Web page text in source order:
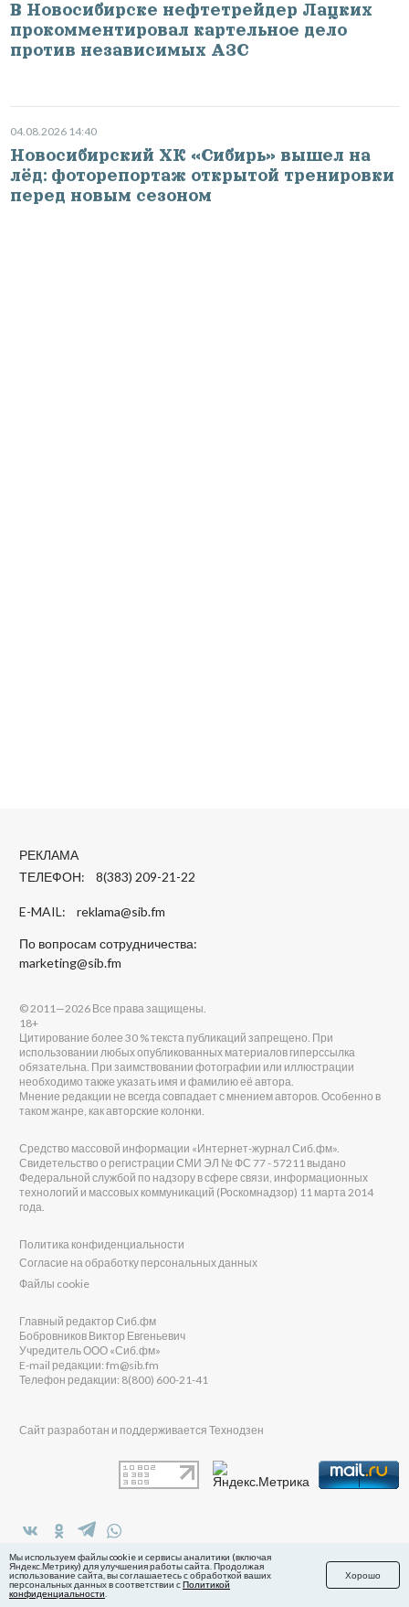
В Новосибирске нефтетрейдер Лацких
прокомментировал картельное дело
против независимых АЗС
04.08.2026 14:40
Новосибирский ХК «Сибирь» вышел на
лёд: фоторепортаж открытой тренировки
перед новым сезоном
РЕКЛАМА
ТЕЛЕФОН: 8(383) 209-21-22
E-MAIL: reklama@sib.fm
По вопросам сотрудничества:
marketing@sib.fm
в Яндекс.Дзен
© 2011—2026 Все права защищены.
18+
Цитирование более 30 % текста публикаций запрещено. При
использовании любых опубликованных материалов гиперссылка
обязательна. При заимствовании фотографии или иллюстрации
необходимо также указать имя и фамилию её автора.
Мнение редакции не всегда совпадает с мнением авторов. Особенно в
таком жанре, как авторские колонки.
Средство массовой информации «Интернет-журнал Сиб.фм».
Свидетельство о регистрации СМИ ЭЛ № ФС 77 - 57211 выдано
Федеральной службой по надзору в сфере связи, информационных
технологий и массовых коммуникаций (Роскомнадзор) 11 марта 2014
года.
Политика конфиденциальности
Согласие на обработку персональных данных
Файлы cookie
Главный редактор Сиб.фм
Бобровников Виктор Евгеньевич
Учредитель ООО «Сиб.фм»
E-mail редакции: fm@sib.fm
Телефон редакции: 8(800) 600-21-41
Сайт разработан и поддерживается Технодзен
Мы используем файлы cookie и сервисы аналитики (включая
Яндекс.Метрику) для улучшения работы сайта. Продолжая
использование сайта, вы соглашаетесь с обработкой ваших
персональных данных в соответствии сПолитикой
конфиденциальности
Хорошо